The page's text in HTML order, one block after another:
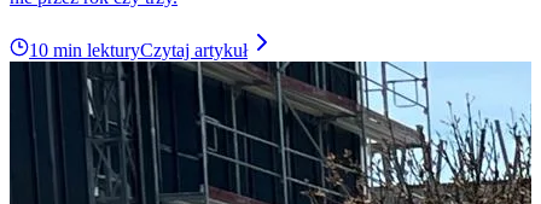
10 min lekturyCzytaj artykuł